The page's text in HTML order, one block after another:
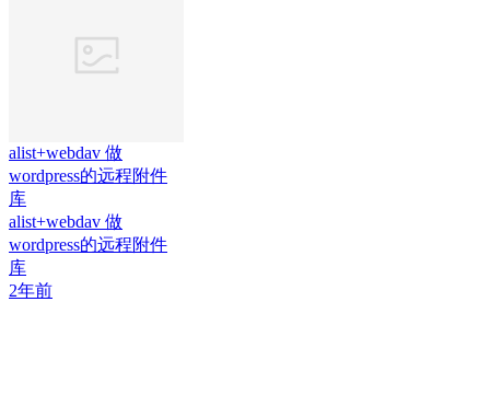
alist+webdav 做
wordpress的远程附件
库
alist+webdav 做
wordpress的远程附件
库
2年前